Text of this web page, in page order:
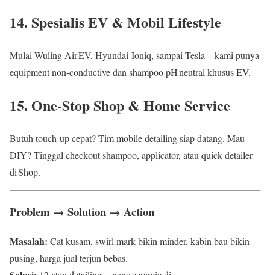
14. Spesialis EV & Mobil Lifestyle
Mulai Wuling Air EV, Hyundai Ioniq, sampai Tesla—kami punya
equipment non‑conductive dan shampoo pH neutral khusus EV.
15. One‑Stop Shop & Home Service
Butuh touch‑up cepat? Tim mobile detailing siap datang. Mau
DIY? Tinggal checkout shampoo, applicator, atau quick detailer
di Shop.
Problem → Solution → Action
Masalah: Cat kusam, swirl mark bikin minder, kabin bau bikin
pusing, harga jual terjun bebas.